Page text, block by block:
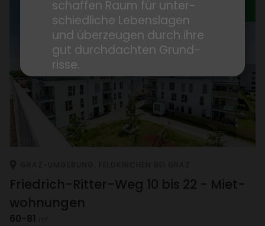
KURZ­FRISTIG BEZIEHBAR
Fried­rich-Ritter-Weg 10 bis 22 - Miet­
woh­nungen
60-81
schaffen Raum für unter­
schied­liche Lebens­lagen
und über­zeugen durch ihre
gut durch­dachten Grund­
risse.
→ Zum Projekt
→ Mit dem Wohnungs­finder
den Ranken­garten virtuell
entde­cken.